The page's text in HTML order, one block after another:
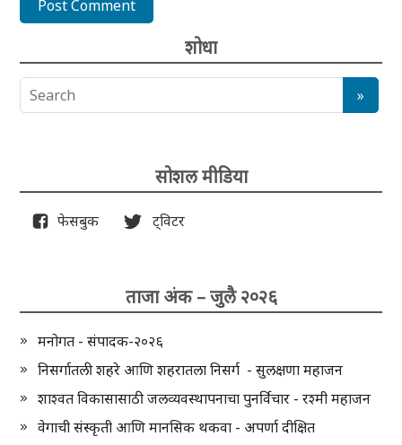
शोधा
सोशल मीडिया
फेसबुक ट्विटर
ताजा अंक – जुलै २०२६
मनोगत - संपादक-२०२६
निसर्गातली शहरे आणि शहरातला निसर्ग - सुलक्षणा महाजन
शाश्वत विकासासाठी जलव्यवस्थापनाचा पुनर्विचार - रश्मी महाजन
वेगाची संस्कृती आणि मानसिक थकवा - अपर्णा दीक्षित